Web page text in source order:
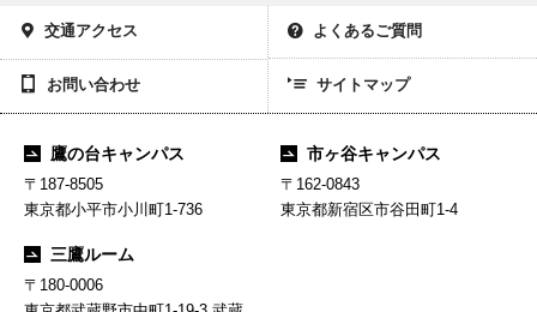
交通アクセス よくあるご質問
お問い合わせ サイトマップ
鷹の台キャンパス
〒187-8505
東京都小平市小川町1-736
市ヶ谷キャンパス
〒162-0843
東京都新宿区市谷田町1-4
三鷹ルーム
〒180-0006